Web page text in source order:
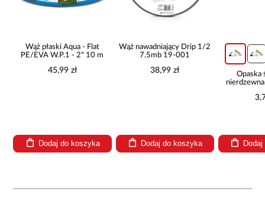
Wąż płaski Aqua - Flat
PE/EVA W.P.1 - 2" 10 m
45,99 zł
Dodaj do koszyka
Wąż nawadniający Drip 1/2
7.5mb 19-001
38,99 zł
Dodaj do koszyka
Opaska